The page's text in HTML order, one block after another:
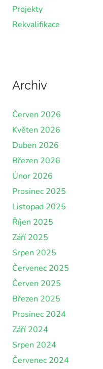
Projekty
Rekvalifikace
Archiv
Červen 2026
Květen 2026
Duben 2026
Březen 2026
Únor 2026
Prosinec 2025
Listopad 2025
Říjen 2025
Září 2025
Srpen 2025
Červenec 2025
Červen 2025
Březen 2025
Prosinec 2024
Září 2024
Srpen 2024
Červenec 2024